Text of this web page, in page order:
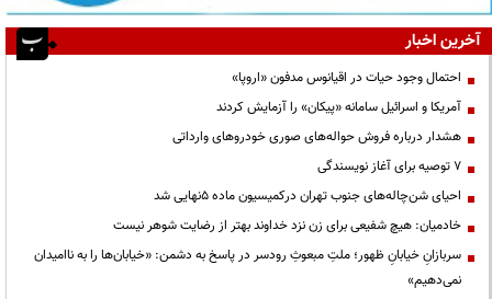
آخرین اخبار
احتمال وجود حیات در اقیانوس مدفون «اروپا»
آمریکا و اسرائیل سامانه «پیکان» را آزمایش کردند
هشدار درباره فروش حواله‌های صوری خودروهای وارداتی
۷ توصیه برای آغاز نویسندگی
احیای شن‌چاله‌های جنوب تهران درکمیسیون ماده ۵نهایی شد
خادمیان: هیچ شفیعی برای زن نزد خداوند بهتر از رضایت شوهر نیست
سربازانِ خیابانِ ظهور؛ ملتِ مبعوثِ رودسر در پاسخ به دشمن: «خیابان‌ها را به ناامیدان
نمی‌دهیم»